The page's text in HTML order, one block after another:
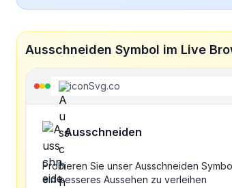
Ausschneiden Symbol im Live
iconSvg.co
Ausschneiden
Probieren Sie unser Ausschneiden
ein besseres Aussehen zu verleihen